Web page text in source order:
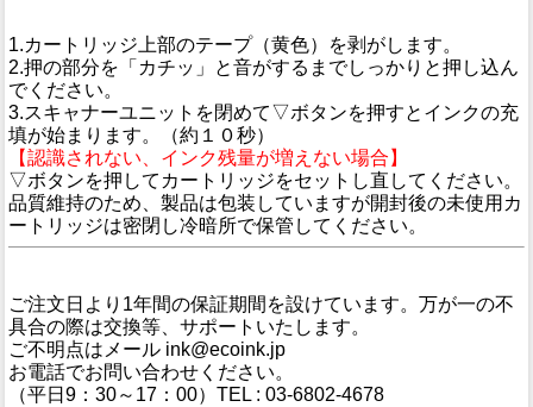
1.カートリッジ上部のテープ（黄色）を剥がします。
2.押の部分を「カチッ」と音がするまでしっかりと押し込ん
でください。
3.スキャナーユニットを閉めて▽ボタンを押すとインクの充
填が始まります。（約１０秒）
【認識されない、インク残量が増えない場合】
▽ボタンを押してカートリッジをセットし直してください。
品質維持のため、製品は包装していますが開封後の未使用カ
ートリッジは密閉し冷暗所で保管してください。
ご注文日より1年間の保証期間を設けています。万が一の不
具合の際は交換等、サポートいたします。
ご不明点はメール ink@ecoink.jp
お電話でお問い合わせください。
（平日9：30～17：00）TEL : 03-6802-4678